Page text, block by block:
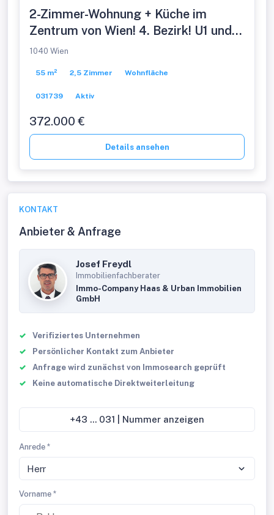
2-Zimmer-Wohnung + Küche im
Zentrum von Wien! 4. Bezirk! U1 und
U4
1040 Wien
55 m² 2,5 Zimmer Wohnfläche
031739 Aktiv
372.000 €
Details ansehen
KONTAKT
Anbieter & Anfrage
Josef Freydl
Immobilienfachberater
Immo-Company Haas & Urban Immobilien
GmbH
Verifiziertes Unternehmen
Persönlicher Kontakt zum Anbieter
Anfrage wird zunächst von Immosearch geprüft
Keine automatische Direktweiterleitung
+43 ... 031 | Nummer anzeigen
Anrede *
Herr
Vorname *